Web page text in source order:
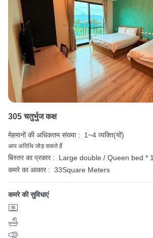
305 चतुर्भुज कक्ष
मेहमानों की अधिकतम संख्या : 1~4 व्यक्ति(यों)
आप अतिथि जोड़ सकते हैं
बिस्तर का प्रकार :
Large double / Queen bed * 1
कमरे का आकार : 33Square Meters
कमरे की सुविधाएं